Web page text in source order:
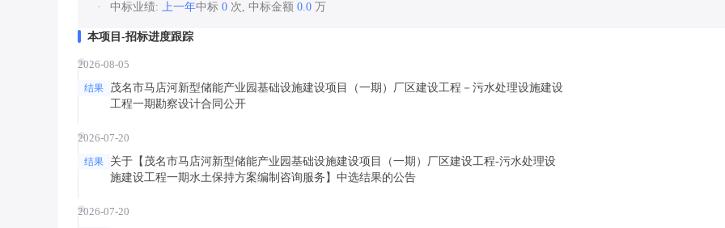
中标业绩: 上一年中标 0 次, 中标金额 0.0 万
本项目-招标进度跟踪
2026-08-05
结果
茂名市马店河新型储能产业园基础设施建设项目（一期）厂区建设工程－污水处理设施建设
工程一期勘察设计合同公开
2026-07-20
结果
关于【茂名市马店河新型储能产业园基础设施建设项目（一期）厂区建设工程-污水处理设
施建设工程一期水土保持方案编制咨询服务】中选结果的公告
2026-07-20